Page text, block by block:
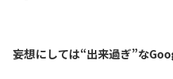
妄想にしては“出来過ぎ”な